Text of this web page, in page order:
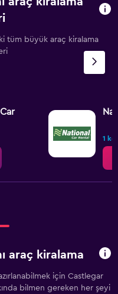
tüm büyük araç kiralama
1
araç kiralama
için Castlegar
bilmen gereken her şeyi